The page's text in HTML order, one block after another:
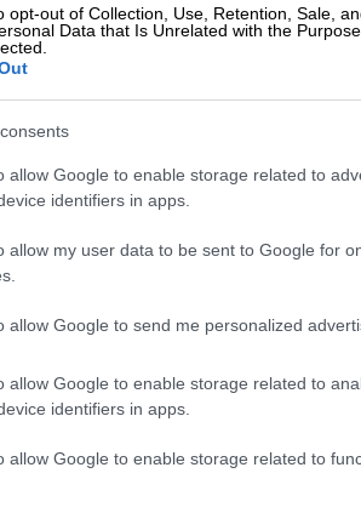
opt-out of Collection, Use, Retention, Sale,
Data that Is Unrelated with the
allow Google to enable storage related to
identifiers in apps.
allow my user data to be sent to Google for
allow Google to send me personalized
allow Google to enable storage related to
identifiers in apps.
allow Google to enable storage related to
με τον άνηθο και τον χυμό
την κρέμα τυριού. Προσθέστε
Γαρνίρετε με ξύσμα λεμονιού.
σε σουβλάκι με
150 γρ. στραγγιστό
του γλυκού μέλι, ½
σουβλάκι
Φτιάξτε μια μαρινάδα
το μέλι, την πάπρικα,
ώρα στο ψυγείο. Περάστε τα
μέχρι να ροδίσουν.